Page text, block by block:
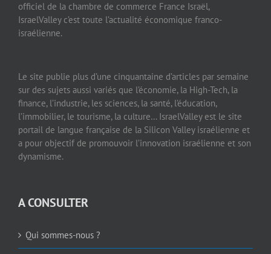
officiel de la chambre de commerce France Israël,
IsraelValley c’est toute l’actualité économique franco-
israélienne.
Le site publie plus d’une cinquantaine d’articles par semaine
sur des sujets aussi variés que l’économie, la High-Tech, la
finance, l’industrie, les sciences, la santé, l’éducation,
l’immobilier, le tourisme, la culture… IsraelValley est le site
portail de langue française de la Silicon Valley israélienne et
a pour objectif de promouvoir l’innovation israélienne et son
dynamisme.
A CONSULTER
Qui sommes-nous ?